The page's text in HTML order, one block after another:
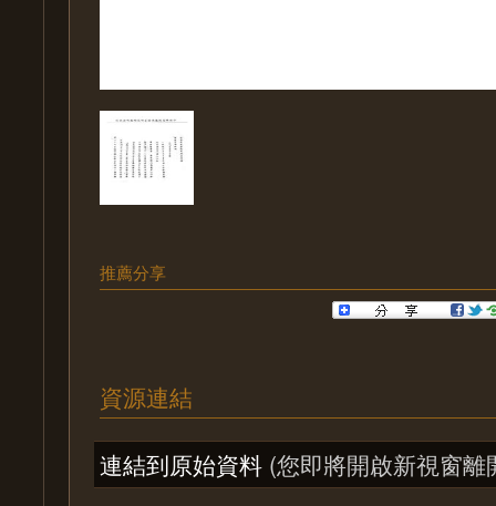
推薦分享
資源連結
連結到原始資料 (您即將開啟新視窗離